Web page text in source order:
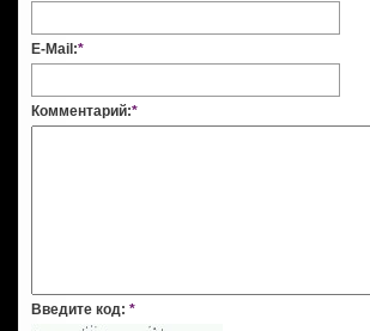
E-Mail:*
Комментарий:*
Введите код: *